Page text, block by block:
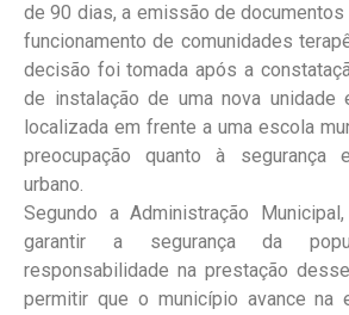
de 90 dias, a emissão de
funcionamento de comunidades
decisão foi tomada após a
de instalação de uma nova unidade
localizada em frente a uma escola
preocupação quanto à segurança
urbano.
Segundo a Administração
garantir a segurança da
responsabilidade na prestação
permitir que o município avance na